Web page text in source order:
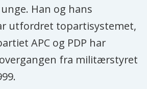
Han og hans
utfordret topartisystemet,
APC og PDP har
fra militærstyret